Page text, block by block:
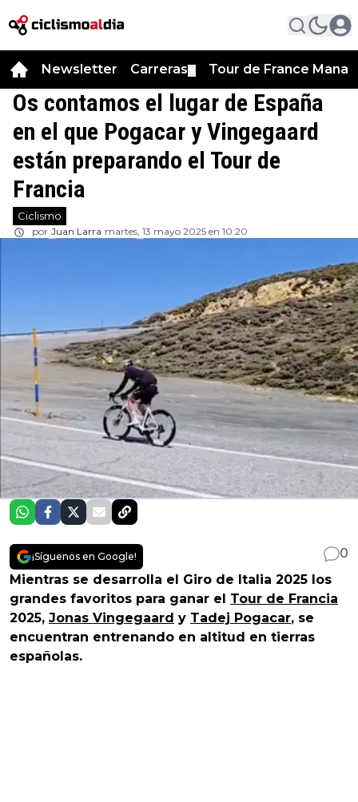
Newsletter Carreras Tour de France
Os contamos el lugar de España
en el que Pogacar y Vingegaard
están preparando el Tour de
Francia
Ciclismo
por Juan Larra martes, 13 mayo 2025 en 10:20
¡Síguenos en Google!
0
Mientras se desarrolla el Giro de Italia 2025 los
grandes favoritos para ganar el Tour de Francia
2025, Jonas Vingegaard y Tadej Pogacar, se
encuentran entrenando en altitud en tierras
españolas.